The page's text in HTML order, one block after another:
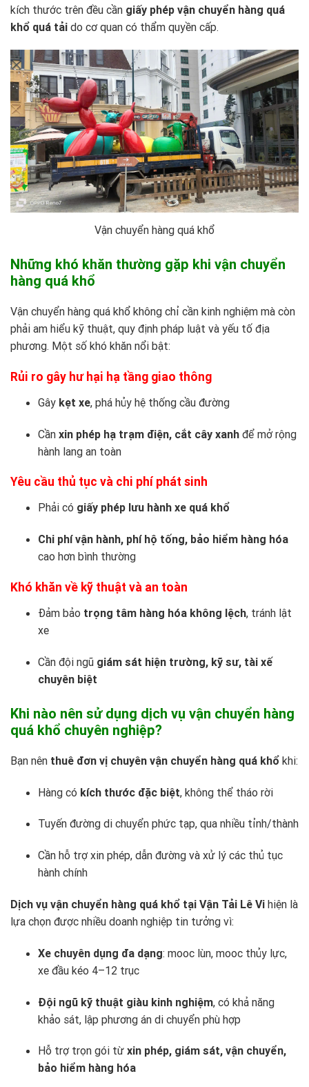
kích thước trên đều cần giấy phép vận chuyển hàng quá
khổ quá tải do cơ quan có thẩm quyền cấp.
Vận chuyển hàng quá khổ
Những khó khăn thường gặp khi vận chuyển
hàng quá khổ
Vận chuyển hàng quá khổ không chỉ cần kinh nghiệm mà còn
phải am hiểu kỹ thuật, quy định pháp luật và yếu tố địa
phương. Một số khó khăn nổi bật:
Rủi ro gây hư hại hạ tầng giao thông
Gây kẹt xe, phá hủy hệ thống cầu đường
Cần xin phép hạ trạm điện, cắt cây xanh để mở rộng
hành lang an toàn
Yêu cầu thủ tục và chi phí phát sinh
Phải có giấy phép lưu hành xe quá khổ
Chi phí vận hành, phí hộ tống, bảo hiểm hàng hóa
cao hơn bình thường
Khó khăn về kỹ thuật và an toàn
Đảm bảo trọng tâm hàng hóa không lệch, tránh lật
xe
Cần đội ngũ giám sát hiện trường, kỹ sư, tài xế
chuyên biệt
Khi nào nên sử dụng dịch vụ vận chuyển hàng
quá khổ chuyên nghiệp?
Bạn nên thuê đơn vị chuyên vận chuyển hàng quá khổ khi:
Hàng có kích thước đặc biệt, không thể tháo rời
Tuyến đường di chuyển phức tạp, qua nhiều tỉnh/thành
Cần hỗ trợ xin phép, dẫn đường và xử lý các thủ tục
hành chính
Dịch vụ vận chuyển hàng quá khổ tại Vận Tải Lê Vi hiện là
lựa chọn được nhiều doanh nghiệp tin tưởng vì:
Xe chuyên dụng đa dạng: mooc lùn, mooc thủy lực,
xe đầu kéo 4–12 trục
Đội ngũ kỹ thuật giàu kinh nghiệm, có khả năng
khảo sát, lập phương án di chuyển phù hợp
Hỗ trợ trọn gói từ xin phép, giám sát, vận chuyển,
bảo hiểm hàng hóa